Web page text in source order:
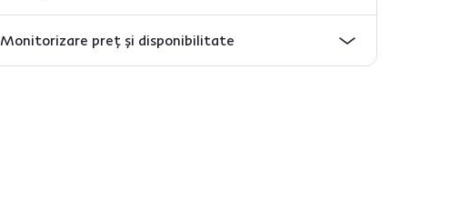
Monitorizare preț și disponibilitate